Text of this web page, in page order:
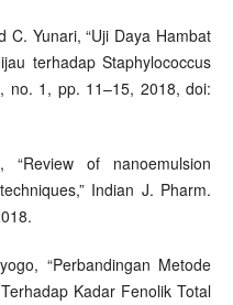
C. Yunari, “Uji Daya Hambat
terhadap Staphylococcus
no. 1, pp. 11–15, 2018, doi:
of nanoemulsion
Indian J. Pharm.
“Perbandingan Metode
Kadar Fenolik Total